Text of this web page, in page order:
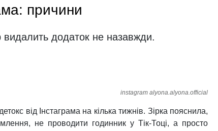
причини
додаток не назавжди.